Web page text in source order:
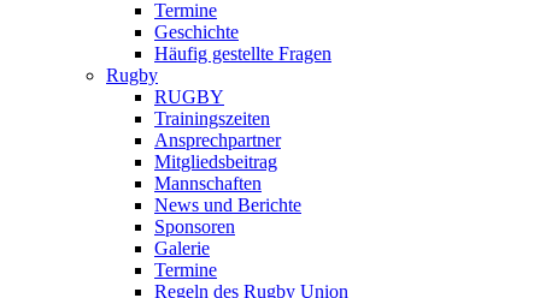
Termine
Geschichte
Häufig gestellte Fragen
Rugby
RUGBY
Trainingszeiten
Ansprechpartner
Mitgliedsbeitrag
Mannschaften
News und Berichte
Sponsoren
Galerie
Termine
Regeln des Rugby Union